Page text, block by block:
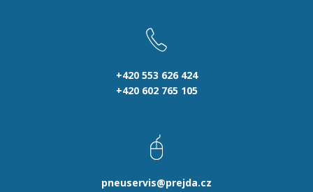
+420 553 626 424
+420 602 765 105
pneuservis@prejda.cz